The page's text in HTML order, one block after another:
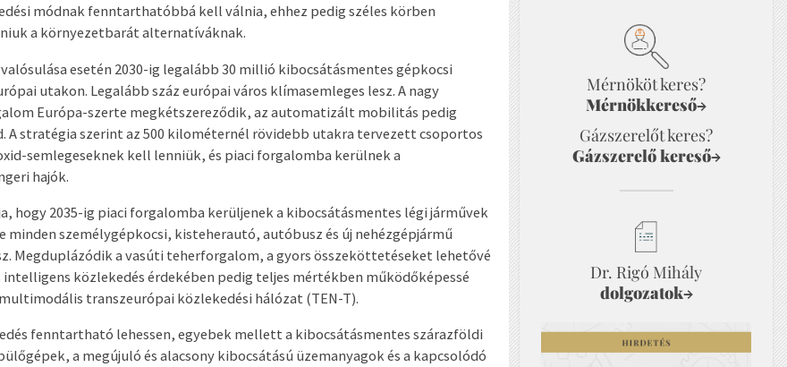
módnak fenntarthatóbbá kell válnia, ehhez pedig széles körben
a környezetbarát alternatíváknak.
esetén 2030-ig legalább 30 millió kibocsátásmentes gépkocsi
utakon. Legalább száz európai város klímasemleges lesz. A nagy
Európa-szerte megkétszereződik, az automatizált mobilitás pedig
A stratégia szerint az 500 kilométernél rövidebb utakra tervezett csoportos
semlegeseknek kell lenniük, és piaci forgalomba kerülnek a
hajók.
hogy 2035-ig piaci forgalomba kerüljenek a kibocsátásmentes légi járművek
minden személygépkocsi, kisteherautó, autóbusz és új nehézgépjármű
Megduplázódik a vasúti teherforgalom, a gyors összeköttetéseket lehetővé
közlekedés érdekében pedig teljes mértékben működőképessé
transzeurópai közlekedési hálózat (TEN-T).
fenntartható lehessen, egyebek mellett a kibocsátásmentes szárazföldi
a megújuló és alacsony kibocsátású üzemanyagok és a kapcsolódó
Mérnököt keres?
Mérnökkereső→
Gázszerelőt keres?
Gázszerelő kereső→
Dr. Rigó Mihály
dolgozatok→